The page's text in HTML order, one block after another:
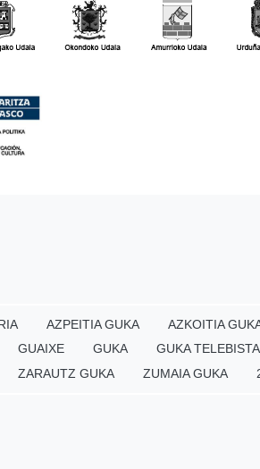
AZPEITIA GUKA AZKOITIA
GUAIXE GUKA GUKA TELEBISTA
ZARAUTZ GUKA ZUMAIA GUKA